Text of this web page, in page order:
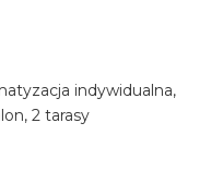
indywidualna,
2 tarasy